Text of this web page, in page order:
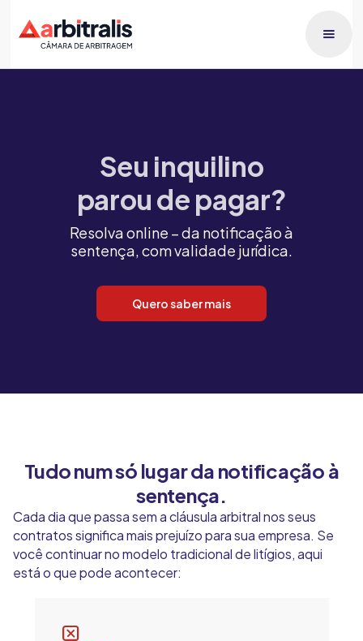
Seu inquilino
parou de pagar?
Resolva online – da notificação à
sentença, com validade jurídica.
Quero saber mais
Tudo num só lugar da notificação à
sentença.
Cada dia que passa sem a cláusula arbitral nos seus
contratos significa mais prejuízo para sua empresa. Se
você continuar no modelo tradicional de litígios, aqui
está o que pode acontecer: